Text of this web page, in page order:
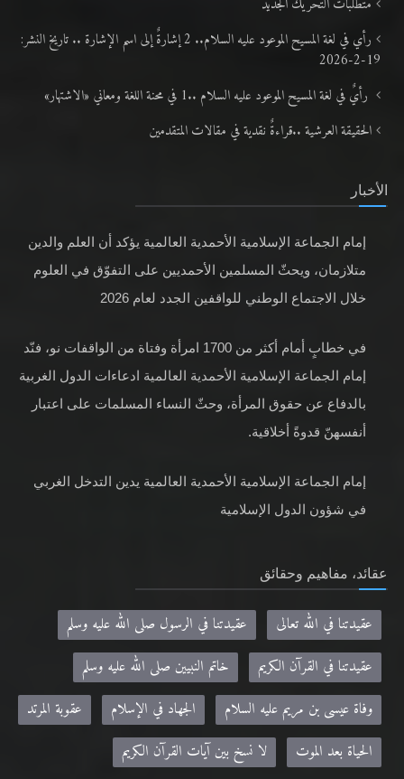
رأيٌ في لغة المسيح الموعود عليه السلام ..1 في محنة اللغة ومعاني «الاشتهار»
الحقيقة العرشية ..قراءةٌ نقدية في مقالات المتقدمين
إمام الجماعة الإسلامية الأحمدية العالمية يؤكد أن العلم والدين
متلازمان، ويحثّ المسلمين الأحمديين على التفوّق في العلوم
في خطابٍ أمام أكثر من 1700 امرأة وفتاة من الواقفات نو، فنّد
إمام الجماعة الإسلامية الأحمدية العالمية ادعاءات الدول الغربية
بالدفاع عن حقوق المرأة، وحثّ النساء المسلمات على اعتبار
إمام الجماعة الإسلامية الأحمدية العالمية يدين التدخل الغربي
عقيدتنا في الله تعالى
عقيدتنا في الرسول صلى الله عليه وسلم
عقيدتنا في القرآن الكريم
خاتم النبيين صلى الله عليه وسلم
وفاة عيسى بن مريم عليه السلام
الجهاد في الإسلام
الحياة بعد الموت
لا نسخ بين آيات القرآن الكريم
مفهومنا للإسلام وتعريفنا للمسلم
حقيقة المسيح الدجال